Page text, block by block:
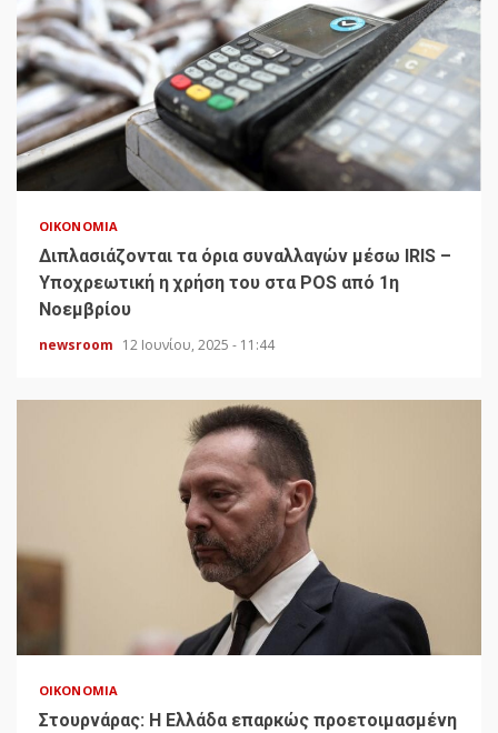
ΟΙΚΟΝΟΜΊΑ
Διπλασιάζονται τα όρια συναλλαγών μέσω IRIS –
Υποχρεωτική η χρήση του στα POS από 1η
Νοεμβρίου
newsroom 12 Ιουνίου, 2025 - 11:44
ΟΙΚΟΝΟΜΊΑ
Στουρνάρας: Η Ελλάδα επαρκώς προετοιμασμένη